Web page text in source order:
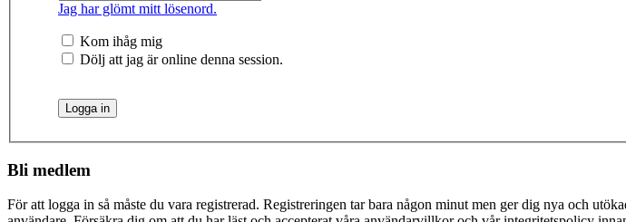
Jag har glömt mitt lösenord.
Kom ihåg mig
Dölj att jag är online denna session.
Bli medlem
För att logga in så måste du vara registrerad. Registreringen tar bara någon minut men ger dig nya och